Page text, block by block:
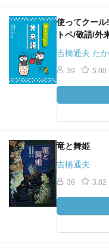
使ってクー
トペ/敬語/外
吉橋通夫 た
39 5.00
竜と舞姫
吉橋通夫
38 3.82